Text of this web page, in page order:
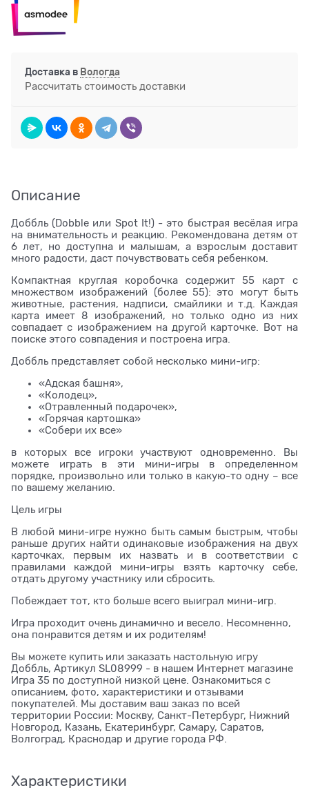
Доставка в Вологда
Рассчитать стоимость доставки
Описание
Доббль (Dobble или Spot It!) - это быстрая весёлая игра
на внимательность и реакцию. Рекомендована детям от
6 лет, но доступна и малышам, а взрослым доставит
много радости, даст почувствовать себя ребенком.
Компактная круглая коробочка содержит 55 карт с
множеством изображений (более 55): это могут быть
животные, растения, надписи, смайлики и т.д. Каждая
карта имеет 8 изображений, но только одно из них
совпадает с изображением на другой карточке. Вот на
поиске этого совпадения и построена игра.
Доббль представляет собой несколько мини-игр:
«Адская башня»,
«Колодец»,
«Отравленный подарочек»,
«Горячая картошка»
«Собери их все»
в которых все игроки участвуют одновременно. Вы
можете играть в эти мини-игры в определенном
порядке, произвольно или только в какую-то одну – все
по вашему желанию.
Цель игры
В любой мини-игре нужно быть самым быстрым, чтобы
раньше других найти одинаковые изображения на двух
карточках, первым их назвать и в соответствии с
правилами каждой мини-игры взять карточку себе,
отдать другому участнику или сбросить.
Побеждает тот, кто больше всего выиграл мини-игр.
Игра проходит очень динамично и весело. Несомненно,
она понравится детям и их родителям!
Вы можете купить или заказать настольную игру
Доббль, Артикул SL08999 - в нашем Интернет магазине
Игра 35 по доступной низкой цене. Ознакомиться с
описанием, фото, характеристики и отзывами
покупателей. Мы доставим ваш заказ по всей
территории России: Москву, Санкт-Петербург, Нижний
Новгород, Казань, Екатеринбург, Самару, Саратов,
Волгоград, Краснодар и другие города РФ.
Характеристики